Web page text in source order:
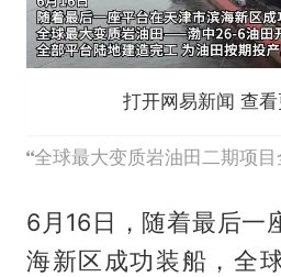
打开网易新闻 查
全球最大变质岩油田二期项
6月16日，随着最后一
海新区成功装船，全